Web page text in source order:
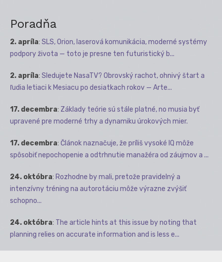
Poradňa
2. apríla: SLS, Orion, laserová komunikácia, moderné systémy
podpory života — toto je presne ten futuristický b...
2. apríla: Sledujete NasaTV? Obrovský rachot, ohnivý štart a
ľudia letiaci k Mesiacu po desiatkach rokov — Arte...
17. decembra: Základy teórie sú stále platné, no musia byť
upravené pre moderné trhy a dynamiku úrokových mier.
17. decembra: Článok naznačuje, že príliš vysoké IQ môže
spôsobiť nepochopenie a odtrhnutie manažéra od záujmov a ...
24. októbra: Rozhodne by mali, pretože pravidelný a
intenzívny tréning na autorotáciu môže výrazne zvýšiť
schopno...
24. októbra: The article hints at this issue by noting that
planning relies on accurate information and is less e...